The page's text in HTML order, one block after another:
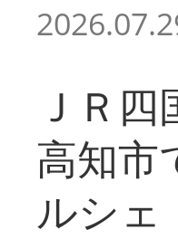
ＪＲ
高知市
ルシェ